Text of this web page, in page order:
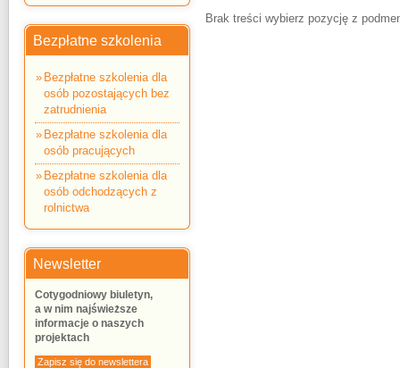
Brak treści wybierz pozycję z
Bezpłatne szkolenia
Bezpłatne szkolenia dla
osób pozostających bez
zatrudnienia
Bezpłatne szkolenia dla
osób pracujących
Bezpłatne szkolenia dla
osób odchodzących z
rolnictwa
Newsletter
Cotygodniowy biuletyn,
a w nim najświeższe
informacje o naszych
projektach
Zapisz się do newslettera